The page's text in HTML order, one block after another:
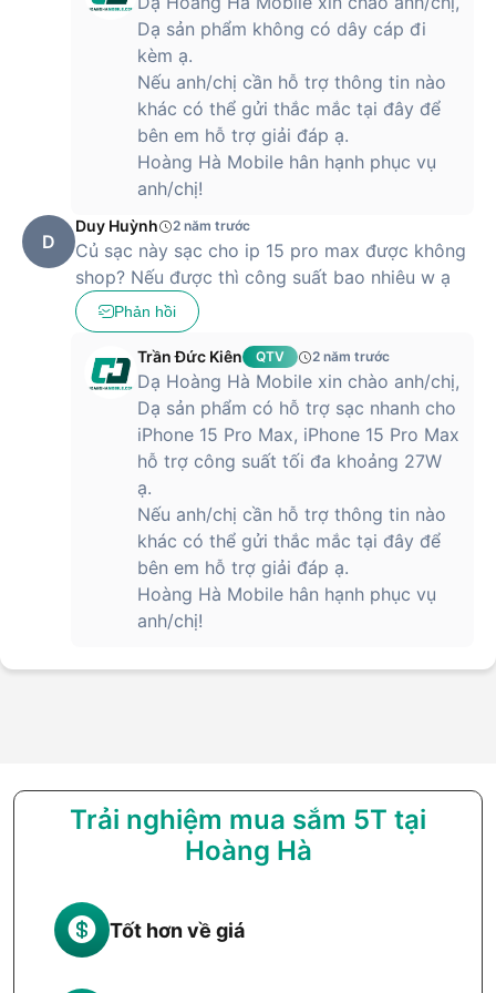
Dạ sản phẩm không có dây cáp đi
kèm ạ.
Nếu anh/chị cần hỗ trợ thông tin nào
khác có thể gửi thắc mắc tại đây để
bên em hỗ trợ giải đáp ạ.
Hoàng Hà Mobile hân hạnh phục vụ
anh/chị!
D
Duy Huỳnh 2 năm trước
Củ sạc này sạc cho ip 15 pro max được không
shop? Nếu được thì công suất bao nhiêu w ạ
Phản hồi
Trần Đức Kiên QTV 2 năm trước
Dạ Hoàng Hà Mobile xin chào anh/chị,
Dạ sản phẩm có hỗ trợ sạc nhanh cho
iPhone 15 Pro Max, iPhone 15 Pro Max
hỗ trợ công suất tối đa khoảng 27W
ạ.
Nếu anh/chị cần hỗ trợ thông tin nào
khác có thể gửi thắc mắc tại đây để
bên em hỗ trợ giải đáp ạ.
Hoàng Hà Mobile hân hạnh phục vụ
anh/chị!
Trải nghiệm mua sắm 5T tại
Hoàng Hà
Tốt hơn về giá